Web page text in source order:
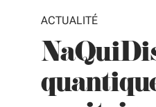
ACTUALITÉ